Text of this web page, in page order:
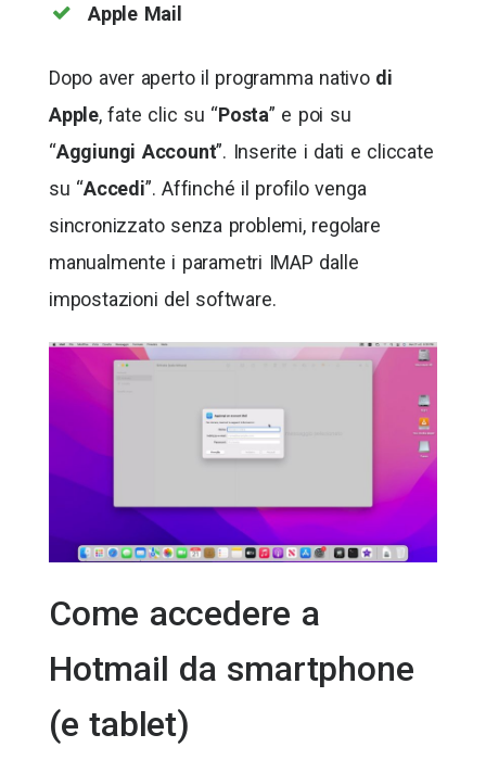
Apple Mail
Dopo aver aperto il programma nativo di
Apple, fate clic su “Posta” e poi su
“Aggiungi Account”. Inserite i dati e cliccate
su “Accedi”. Affinché il profilo venga
sincronizzato senza problemi, regolare
manualmente i parametri IMAP dalle
impostazioni del software.
Come accedere a
Hotmail da smartphone
(e tablet)